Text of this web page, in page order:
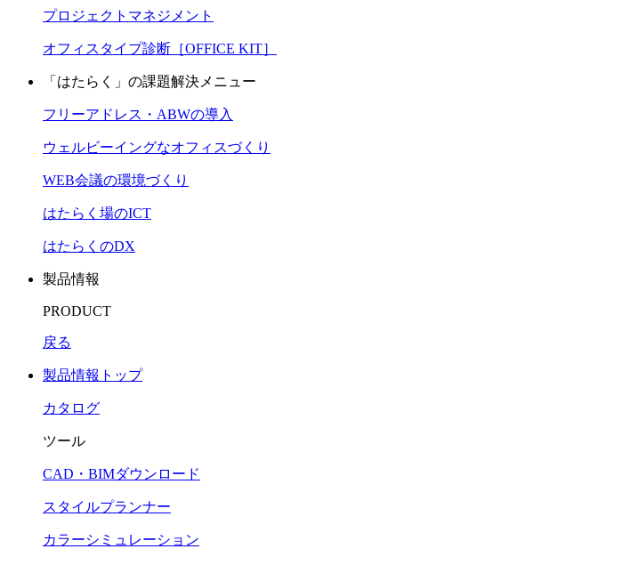
プロジェクトマネジメント
オフィスタイプ診断［OFFICE KIT］
「はたらく」の課題解決メニュー
フリーアドレス・ABWの導入
ウェルビーイングなオフィスづくり
WEB会議の環境づくり
はたらく場のICT
はたらくのDX
製品情報
PRODUCT
戻る
製品情報トップ
カタログ
ツール
CAD・BIMダウンロード
スタイルプランナー
カラーシミュレーション